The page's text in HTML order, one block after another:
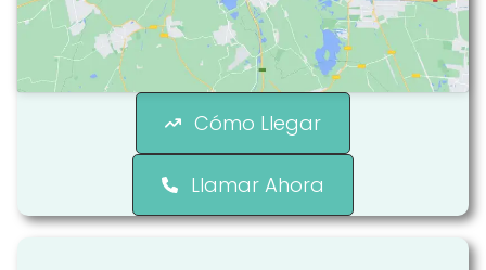
Cómo Llegar
Llamar Ahora